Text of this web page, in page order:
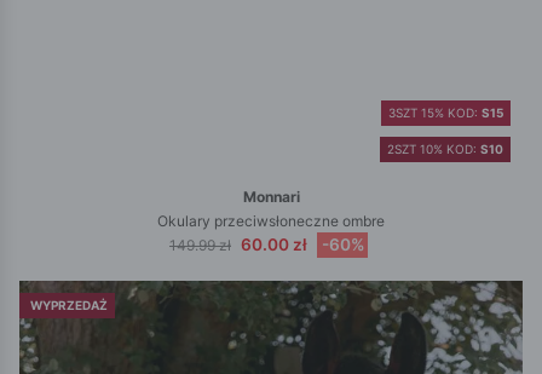
2SZT 10% KOD: S10
3SZT 15% KOD: S15
Monnari
Okulary przeciwsłoneczne ombre
149.99 zł 60.00 zł -60%
WYPRZEDAŻ